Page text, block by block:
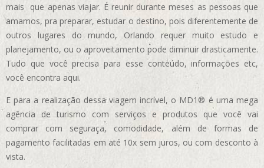
mais que apenas viajar. É reunir durante meses as pessoas que
amamos, pra preparar, estudar o destino, pois diferentemente de
outros lugares do mundo, Orlando requer muito estudo e
planejamento, ou o aproveitamento pode diminuir drasticamente.
Tudo que você precisa para esse conteúdo, informações etc,
você encontra aqui.
E para a realização dessa viagem incrível, o MD1® é uma mega
agência de turismo com serviços e produtos que você vai
comprar com seguraça, comodidade, além de formas de
pagamento facilitadas em até 10x sem juros, ou com desconto à
vista.